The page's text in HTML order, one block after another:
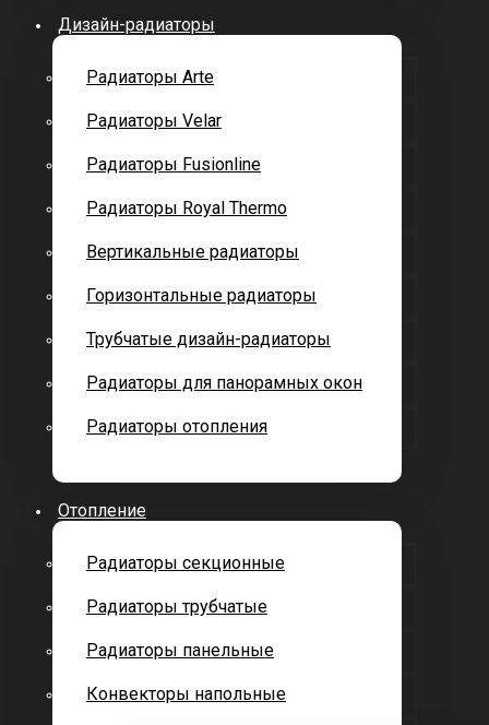
Дизайн-радиаторы
Радиаторы Arte
Радиаторы Velar
Радиаторы Fusionline
Радиаторы Royal Thermo
Вертикальные радиаторы
Горизонтальные радиаторы
Трубчатые дизайн-радиаторы
Радиаторы для панорамных окон
Радиаторы отопления
Отопление
Радиаторы секционные
Радиаторы трубчатые
Радиаторы панельные
Конвекторы напольные